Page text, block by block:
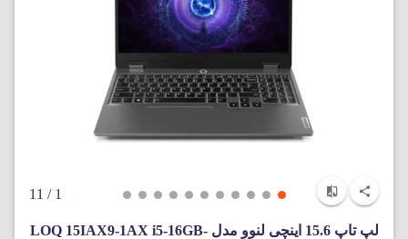
1
/ 11
لپ‌ تاپ 15.6 اینچی لنوو مدل LOQ 15IAX9-1AX i5-16GB-